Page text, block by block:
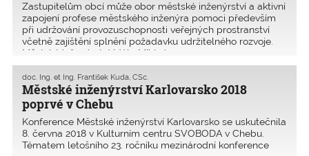
Zastupitelům obcí může obor městské inženýrství a aktivní
zapojení profese městského inženýra pomoci především
při udržování provozuschopnosti veřejných prostranství
včetně zajištění splnění požadavku udržitelného rozvoje.
Městské inženýrství (dále MI) je i
Městské inženýrství Karlovarsko 2018
poprvé v Chebu
doc. Ing. et Ing. František Kuda, CSc.
Konference Městské inženýrství Karlovarsko se uskutečnila
8. ­června 2018 v Kulturním centru SVOBODA v Chebu.
Tématem letošního 23. ročníku mezinárodní konference